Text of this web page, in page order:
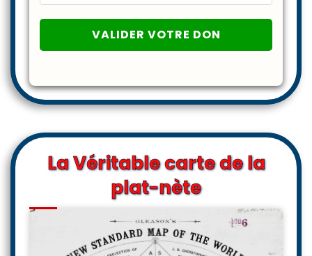
La Véritable carte de la
plat-nète